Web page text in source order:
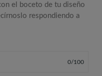
el boceto de tu diseño
respondiendo a
0/100